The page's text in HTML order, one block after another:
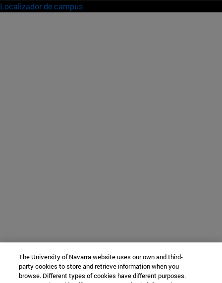
Localizador de campus
The University of Navarra website uses our own and third-
party cookies to store and retrieve information when you
browse. Different types of cookies have different purposes.